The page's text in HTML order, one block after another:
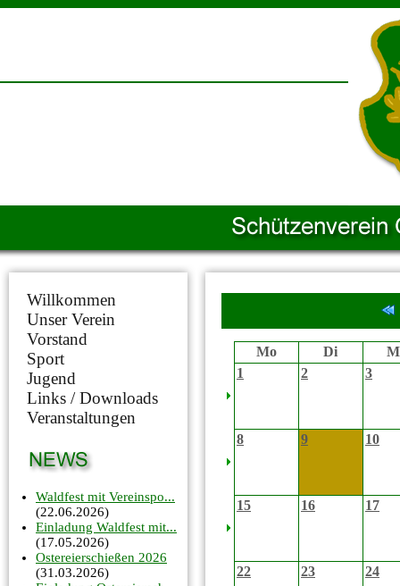
Willkommen
Unser Verein
Vorstand
Sport
Jugend
Links / Downloads
Veranstaltungen
Waldfest mit Vereinspo...
(22.06.2026)
Einladung Waldfest mit...
(17.05.2026)
Ostereierschießen 2026
(31.03.2026)
Mo Di
1
2 3
8 9 10
15 16 17
22 23 24